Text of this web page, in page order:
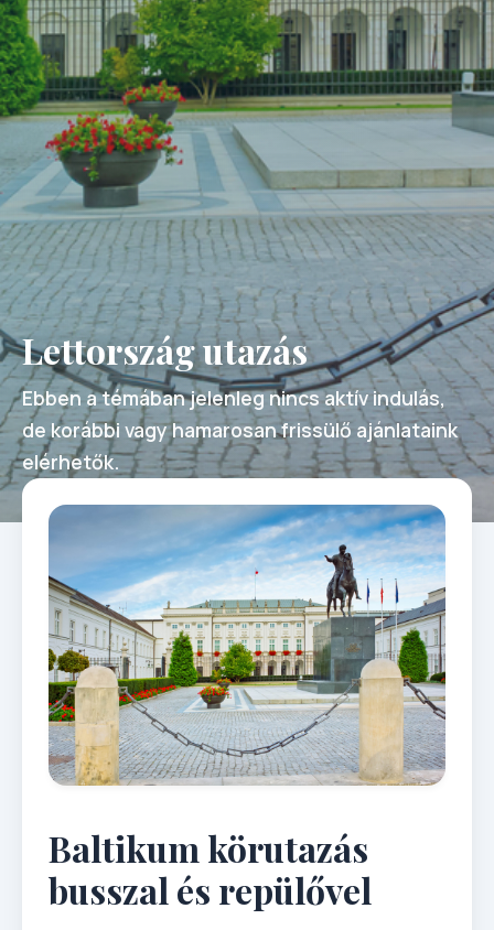
Lettország utazás
Ebben a témában jelenleg nincs aktív indulás,
de korábbi vagy hamarosan frissülő ajánlataink
elérhetők.
Baltikum körutazás
busszal és repülővel